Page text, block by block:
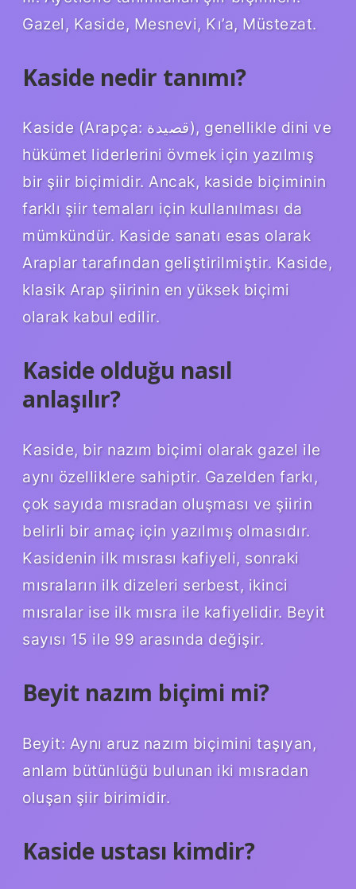
Gazel, Kaside, Mesnevi, Kı’a, Müstezat.
Kaside nedir tanımı?
Kaside (Arapça: قصيدة), genellikle dini ve
hükümet liderlerini övmek için yazılmış
bir şiir biçimidir. Ancak, kaside biçiminin
farklı şiir temaları için kullanılması da
mümkündür. Kaside sanatı esas olarak
Araplar tarafından geliştirilmiştir. Kaside,
klasik Arap şiirinin en yüksek biçimi
olarak kabul edilir.
Kaside olduğu nasıl
anlaşılır?
Kaside, bir nazım biçimi olarak gazel ile
aynı özelliklere sahiptir. Gazelden farkı,
çok sayıda mısradan oluşması ve şiirin
belirli bir amaç için yazılmış olmasıdır.
Kasidenin ilk mısrası kafiyeli, sonraki
mısraların ilk dizeleri serbest, ikinci
mısralar ise ilk mısra ile kafiyelidir. Beyit
sayısı 15 ile 99 arasında değişir.
Beyit nazım biçimi mi?
Beyit: Aynı aruz nazım biçimini taşıyan,
anlam bütünlüğü bulunan iki mısradan
oluşan şiir birimidir.
Kaside ustası kimdir?